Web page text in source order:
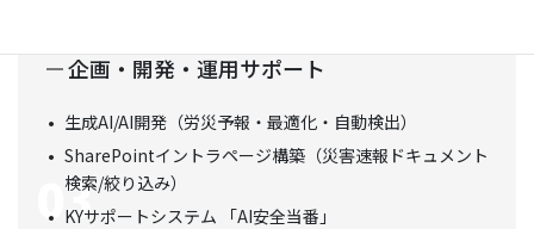
企画・開発・運用サポート
生成AI/AI開発（労災予報・最適化・自動検出）
SharePointイントラページ構築（災害速報ドキュメント
検索/絞り込み）
KYサポートシステム 「AI安全当番」